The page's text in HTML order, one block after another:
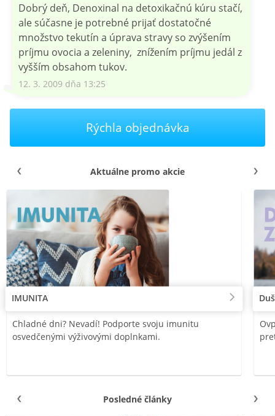
Dobrý deň, Denoxinal na detoxikačnú kúru stačí,
ale súčasne je potrebné prijať dostatočné
množstvo tekutín a úprava stravy so zvýšením
príjmu ovocia a zeleniny, znížením príjmu jedál z
vyšším obsahom tukov.
12. 3. 2009 dňa 13:25
Rýchla objednávka
Aktuálne promo akcie
IMUNITA
Chladné dni? Nevadí! Podporte svoju imunitu
osvedčenými výživovými doplnkami.
Posledné články